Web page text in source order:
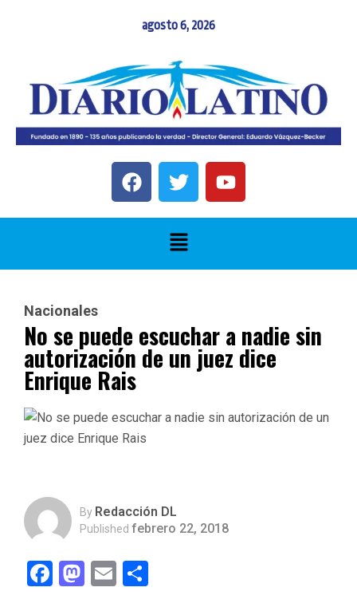
agosto 6, 2026
Nacionales
No se puede escuchar a nadie sin
autorización de un juez dice
Enrique Rais
By Redacción DL
Published febrero 22, 2018
Facebook
Mastodon
Email